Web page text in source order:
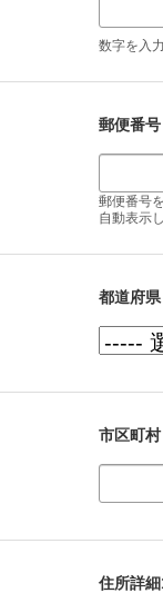
数字を入
郵便番号
郵便番号
自動表示
都道府県
市区町村
住所詳